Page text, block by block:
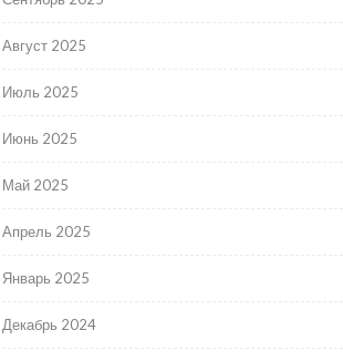
Август 2025
Июль 2025
Июнь 2025
Май 2025
Апрель 2025
Январь 2025
Декабрь 2024